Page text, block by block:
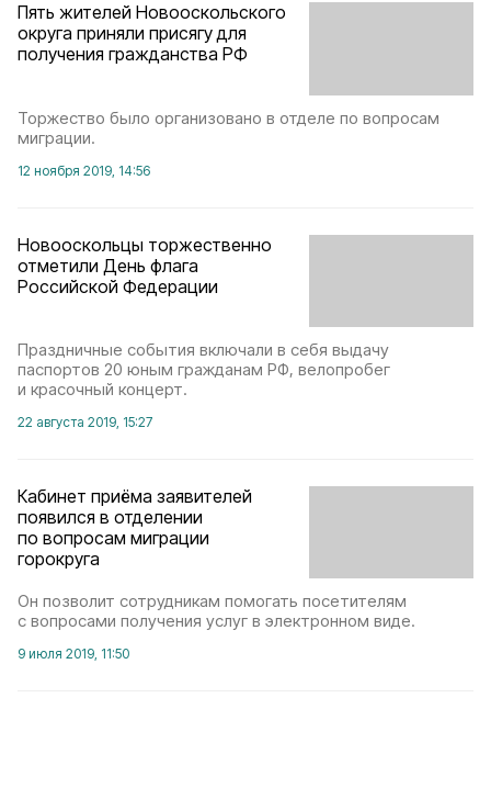
Пять жителей Новооскольского
округа приняли присягу для
получения гражданства РФ
Торжество было организовано в отделе по вопросам
миграции.
12 ноября 2019, 14:56
Новооскольцы торжественно
отметили День флага
Российской Федерации
Праздничные события включали в себя выдачу
паспортов 20 юным гражданам РФ, велопробег
и красочный концерт.
22 августа 2019, 15:27
Кабинет приёма заявителей
появился в отделении
по вопросам миграции
горокруга
Он позволит сотрудникам помогать посетителям
с вопросами получения услуг в электронном виде.
9 июля 2019, 11:50